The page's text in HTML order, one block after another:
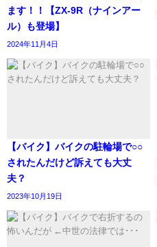
ます！！【ZX-9R（ナインアー
ル）も登場】
2024年11月4日
【バイク】バイクの駐輪場で○○
されたんだけど訴えても大丈
夫？
2023年10月19日